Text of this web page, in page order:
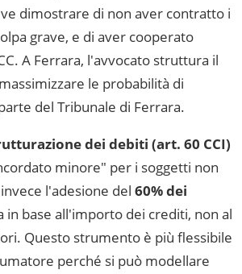
dimostrare di non aver contratto i
grave, e di aver cooperato
A Ferrara, l'avvocato struttura il
le probabilità di
del Tribunale di Ferrara.
dei debiti (art. 60 CCI)
minore" per i soggetti non
l'adesione del 60% dei
in base all'importo dei crediti, non al
Questo strumento è più flessibile
perché si può modellare